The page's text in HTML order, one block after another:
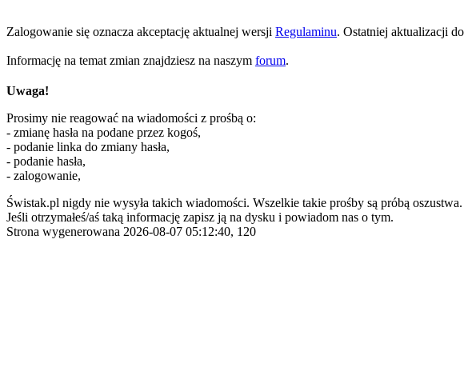
Zalogowanie się oznacza akceptację aktualnej wersji Regulaminu. Ostatniej aktualizacji
Informację na temat zmian znajdziesz na naszym forum.
Uwaga!
Prosimy nie reagować na wiadomości z prośbą o:
- zmianę hasła na podane przez kogoś,
- podanie linka do zmiany hasła,
- podanie hasła,
- zalogowanie,
Świstak.pl nigdy nie wysyła takich wiadomości. Wszelkie takie prośby są próbą oszustwa.
Jeśli otrzymałeś/aś taką informację zapisz ją na dysku i powiadom nas o tym.
Strona wygenerowana 2026-08-07 05:12:40, 120